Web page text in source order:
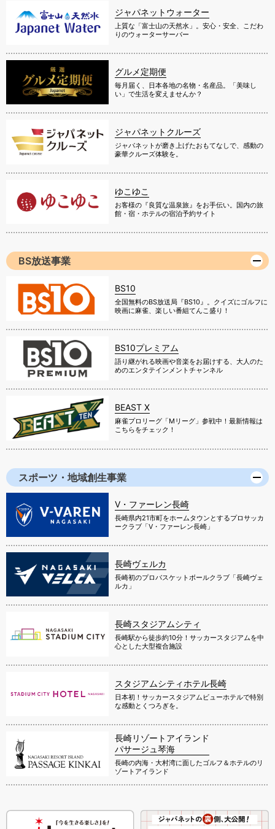
ジャパネットウォーター
上質な「富士山の天然水」。安心・安全、こだわ
りのウォーターサーバー
グルメ定期便
毎月届く、日本各地の名物・名産品。「美味し
い」で生活を変えませんか？
ジャパネットクルーズ
ジャパネットが磨き上げたおもてなしで、感動の
豪華クルーズ体験を。
ゆこゆこ
お客様の『良質な温泉旅』をお手伝い。国内の旅
館・宿・ホテルの宿泊予約サイト
BS放送事業
BS10
全国無料のBS放送局『BS10』。クイズにゴルフに
映画に麻雀、楽しい番組てんこ盛り！
BS10プレミアム
語り継がれる映画や音楽をお届けする、大人のた
めのエンタテインメントチャンネル
BEAST X
麻雀プロリーグ「Mリーグ」参戦中！最新情報は
こちらをチェック！
スポーツ・地域創生事業
V・ファーレン長崎
長崎県内21市町をホームタウンとするプロサッカ
ークラブ「V・ファーレン長崎」
長崎ヴェルカ
長崎初のプロバスケットボールクラブ「長崎ヴェ
ルカ」
長崎スタジアムシティ
長崎駅から徒歩約10分！サッカースタジアムを中
心とした大型複合施設
スタジアムシティホテル長崎
日本初！サッカースタジアムビューホテルで特別
な感動とくつろぎを。
長崎リゾートアイランド
パサージュ琴海
長崎の内海・大村湾に面したゴルフ＆ホテルのリ
ゾートアイランド